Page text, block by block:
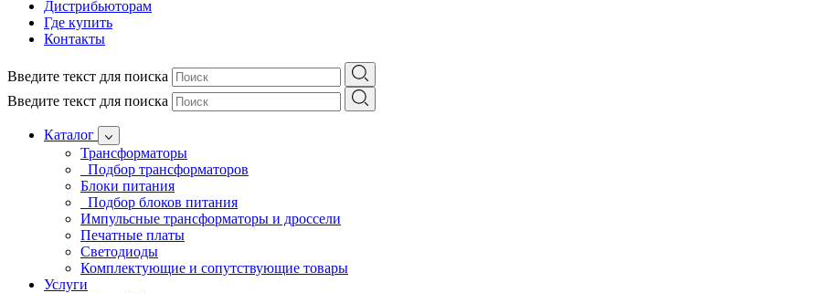
Дистрибьюторам
Где купить
Контакты
Введите текст для поиска
Введите текст для поиска
Каталог
Трансформаторы
Подбор трансформаторов
Блоки питания
Подбор блоков питания
Импульсные трансформаторы и дроссели
Печатные платы
Светодиоды
Комплектующие и сопутствующие товары
Услуги